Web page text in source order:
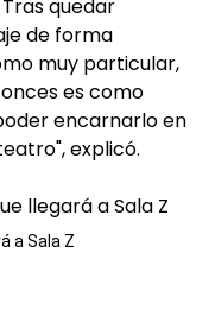
quedar
de forma
muy particular,
es como
encarnarlo en
explicó.
a Sala Z